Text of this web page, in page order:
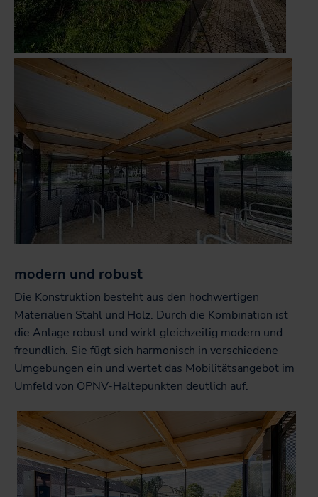
modern und robust
Die Konstruktion besteht aus den hochwertigen
Materialien Stahl und Holz. Durch die Kombination ist
die Anlage robust und wirkt gleichzeitig modern und
freundlich. Sie fügt sich harmonisch in verschiedene
Umgebungen ein und wertet das Mobilitätsangebot im
Umfeld von ÖPNV-Haltepunkten deutlich auf.